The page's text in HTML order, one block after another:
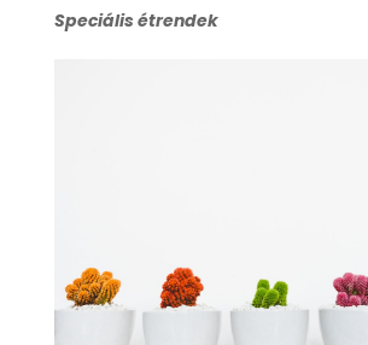
Speciális étrendek